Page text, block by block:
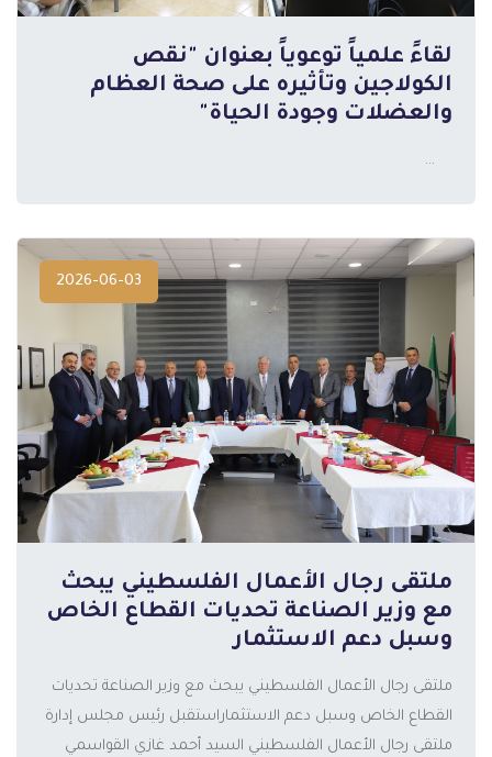
لقاءً علمياً توعوياً بعنوان "نقص
الكولاجين وتأثيره على صحة العظام
والعضلات وجودة الحياة"
...
2026-06-03
المزيد
ملتقى رجال الأعمال الفلسطيني يبحث
مع وزير الصناعة تحديات القطاع الخاص
وسبل دعم الاستثمار
ملتقى رجال الأعمال الفلسطيني يبحث مع وزير الصناعة تحديات
القطاع الخاص وسبل دعم الاستثماراستقبل رئيس مجلس إدارة
ملتقى رجال الأعمال الفلسطيني السيد أحمد غازي القواسمي